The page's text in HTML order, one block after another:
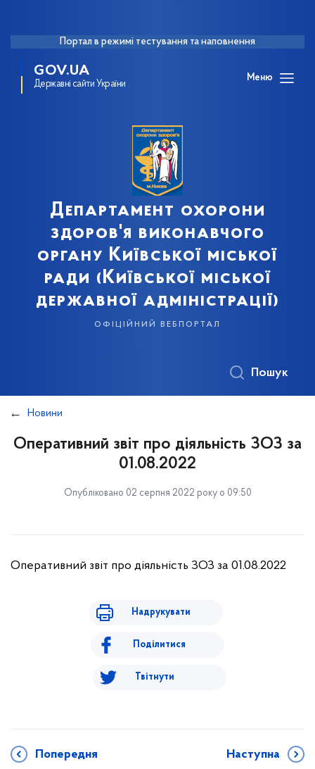
Портал в режимі тестування та наповнення
GOV.UA
Державні сайти України
Меню
Департамент охорони
здоров'я виконавчого
органу Київської міської
ради (Київської міської
державної адміністрації)
офіційний вебпортал
Пошук
Новини
Оперативний звіт про діяльність ЗОЗ за
01.08.2022
Опубліковано 02 серпня 2022 року о 09:50
Оперативний звіт про діяльність ЗОЗ за 01.08.2022
Надрукувати
Поділитися
Твітнути
Попередня Наступна